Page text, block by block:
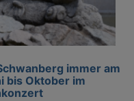
immer am
bis Oktober im